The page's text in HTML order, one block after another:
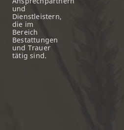
und
Dienstleistern,
die im
Bereich
Bestattungen
und Trauer
tätig sind.